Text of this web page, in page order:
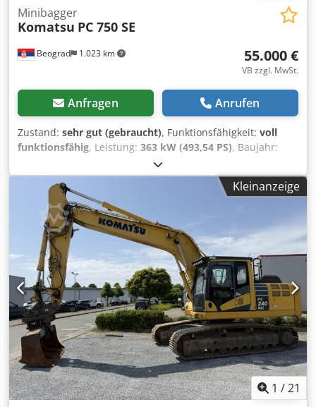
Beograd 1.023 km
Minibagger
Komatsu PC 750 SE
55.000 €
VB zzgl. MwSt.
Anfragen Anrufen
Zustand: sehr gut (gebraucht), Funktionsfähigkeit: voll
funktionsfähig, Leistung: 363 kW (493,54 PS), Baujahr:
, Maschinen-/Fahrzeugnummer:
ausgezeichneter Zustand Dcodpfx Aey N S Ncsn Hjk
Kleinanzeige
1 /21